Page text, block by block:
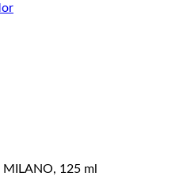
125 ml